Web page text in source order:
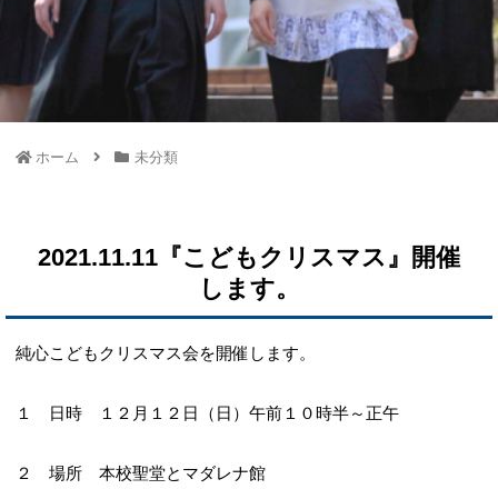
ホーム 未分類
2021.11.11『こどもクリスマス』開催
します。
純心こどもクリスマス会を開催します。
１ 日時 １２月１２日（日）午前１０時半～正午
２ 場所 本校聖堂とマダレナ館